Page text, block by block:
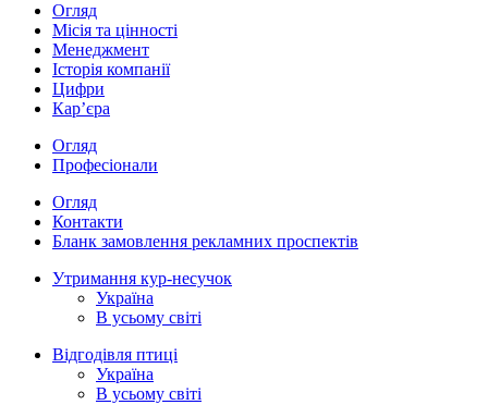
Огляд
Місія та цінності
Менеджмент
Історія компанії
Цифри
Кар’єра
Огляд
Професіонали
Огляд
Контакти
Бланк замовлення рекламних проспектів
Утримання кур-несучок
Україна
В усьому світі
Відгодівля птиці
Україна
В усьому світі